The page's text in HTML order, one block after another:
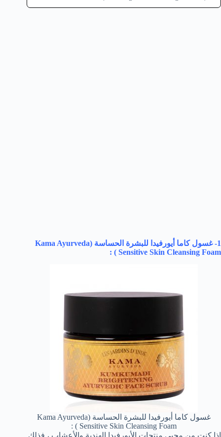
1- غسول كاما أيورفيدا للبشرة الحساسة (
Kama Ayurveda
Sensitive Skin Cleansing Foam
) :
غسول كاما أيورفيدا للبشرة الحساسة (Kama Ayurveda
Sensitive Skin Cleansing Foam ) :
إذا كنت من محبي منتجات الأيورفيدا الهندية والأعشاب ، فذلك